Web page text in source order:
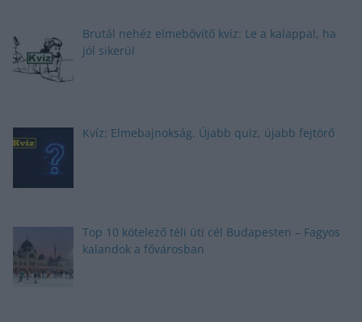
Brutál nehéz elmebővítő kvíz: Le a kalappal, ha
jól sikerül
Kvíz: Elmebajnokság. Újabb quiz, újabb fejtörő
Top 10 kötelező téli úti cél Budapesten – Fagyos
kalandok a fővárosban